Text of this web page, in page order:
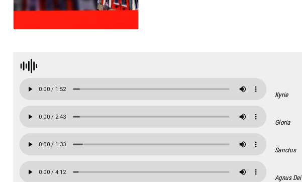
Kyrie
Gloria
Sanctus
Agnus Dei